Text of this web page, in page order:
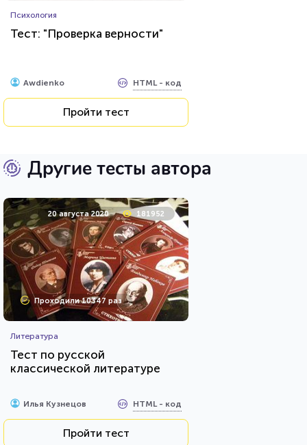
Психология
Тест: "Проверка верности"
Awdienko HTML - код
Пройти тест
Другие тесты автора
20 августа 2020 181952
Проходили 10347 раз
Литература
Тест по русской
классической литературе
Илья Кузнецов HTML - код
Пройти тест